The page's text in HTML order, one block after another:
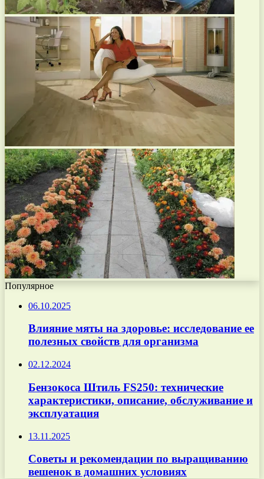
Популярное
06.10.2025
Влияние мяты на здоровье: исследование ее
полезных свойств для организма
02.12.2024
Бензокоса Штиль FS250: технические
характеристики, описание, обслуживание и
эксплуатация
13.11.2025
Советы и рекомендации по выращиванию
вешенок в домашних условиях